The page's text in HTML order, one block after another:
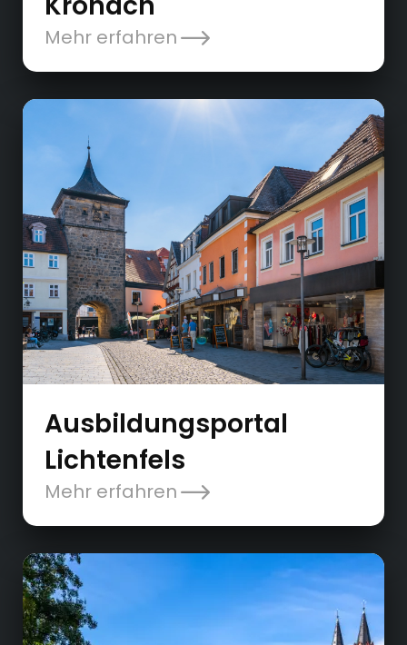
Mehr erfahren
Ausbildungsportal
Lichtenfels
Mehr erfahren